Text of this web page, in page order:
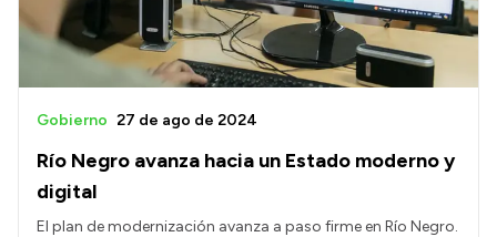
Presupuesto
Boletín Oficial
Compras y licitaciones
Consulta de pago a proveedores
Convocatorias
Río Negro avanza hacia un Estado moderno y
digital
Gobierno 27 de ago de 2024
El plan de modernización avanza a paso firme en Río Negro.